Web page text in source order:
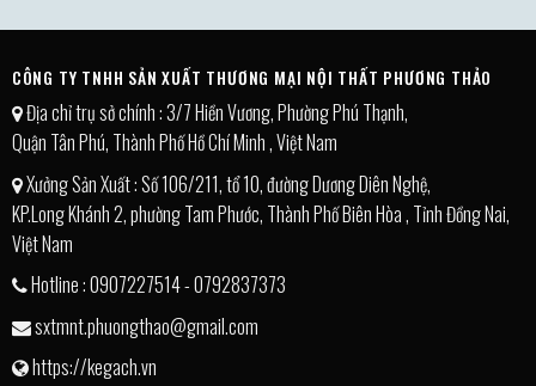
CÔNG TY TNHH SẢN XUẤT THƯƠNG MẠI NỘI THẤT PHƯƠNG THẢO
Địa chỉ trụ sở chính : 3/7 Hiền Vương, Phường Phú Thạnh,
Quận Tân Phú, Thành Phố Hồ Chí Minh , Việt Nam
Xưởng Sản Xuất : Số 106/211, tổ 10, đường Dương Diên Nghệ,
KP.Long Khánh 2, phường Tam Phước, Thành Phố Biên Hòa , Tỉnh Đồng Nai,
Việt Nam
Hotline : 0907227514 - 0792837373
sxtmnt.phuongthao@gmail.com
https://kegach.vn